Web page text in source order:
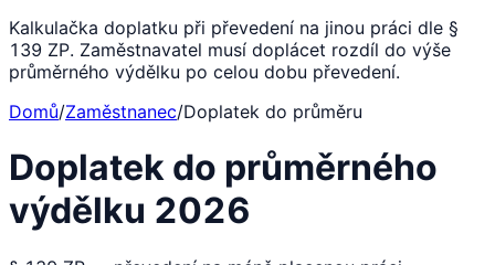
Kalkulačka doplatku při převedení na jinou práci dle §
139 ZP. Zaměstnavatel musí doplácet rozdíl do výše
průměrného výdělku po celou dobu převedení.
Domů/Zaměstnanec/Doplatek do průměru
Doplatek do průměrného
výdělku 2026